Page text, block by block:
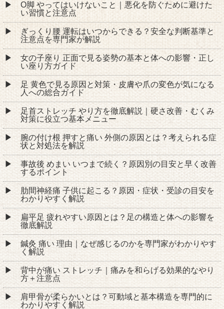
O脚 やってはいけないこと｜悪化を防ぐために避けた
い習慣と注意点
ぎっくり腰 運転はいつからできる？安全な判断基準と
注意点を専門家が解説
女の子座り 正面で見る姿勢の基本と体への影響・正し
い座り方ガイド
足 黄色で見る原因と対策・皮膚や爪の変色が気になる
人への総合ガイド
足首ストレッチ やり方を徹底解説｜硬さ改善・むくみ
対策に役立つ基本メニュー
腕の付け根 押すと痛い 外側の原因とは？考えられる症
状と対処法を解説
事故後 めまい いつまで続く？原因別の目安と早く改善
するポイント
肋間神経痛 子供に起こる？原因・症状・受診の目安を
わかりやすく解説
扁平足 疲れやすい原因とは？足の構造と体への影響を
徹底解説
鍼灸 痛い 理由｜なぜ感じるのかを専門家がわかりやす
く解説
背中が痛い ストレッチ｜痛みを和らげる効果的なやり
方＋注意点
肩甲骨が柔らかいとは？可動域と基本構造を専門的に
わかりやすく解説